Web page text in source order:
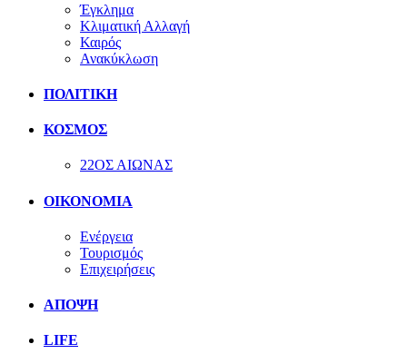
Έγκλημα
Κλιματική Αλλαγή
Καιρός
Ανακύκλωση
ΠΟΛΙΤΙΚΗ
ΚΟΣΜΟΣ
22ΟΣ ΑΙΩΝΑΣ
ΟΙΚΟΝΟΜΙΑ
Ενέργεια
Τουρισμός
Επιχειρήσεις
ΑΠΟΨΗ
LIFE